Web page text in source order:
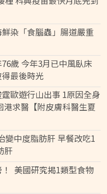
染「食腦蟲」腸道嚴重
歲 今年3月已中風臥床
最後時光
歐遊行山出事 1原因全身
求醫【附皮膚科醫生夏
變中度脂肪肝 早餐改吃1
肝
美國研究揭1類型食物